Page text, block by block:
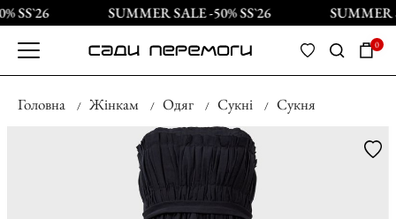
SS`26 SUMMER SALE -50% SS`26 SUMMER
0
Головна Жінкам Одяг Сукні Сукня